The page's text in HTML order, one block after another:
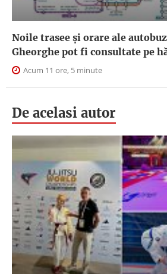
Noile trasee și orare ale
Gheorghe pot fi consultate pe
Acum 11 ore, 5 minute
De acelasi autor